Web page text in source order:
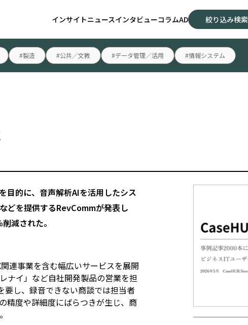
インサイトニュースインタビューコラムAD 絞り込み検索
#製造 #公共／文教 #データ管理／活用 #情報システム
目的に、音声解析AIを活用したシス
どを提供するRevCommが発表し
減された。
連事業を含む幅広いサービスを展開
ナイ」など自社開発製品の営業を担
要し、録音できない商談では担当者
精度や詳細度にばらつきが生じ、商